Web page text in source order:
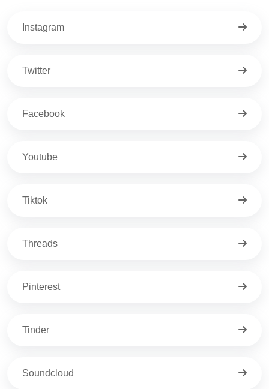
Instagram
Twitter
Facebook
Youtube
Tiktok
Threads
Pinterest
Tinder
Soundcloud